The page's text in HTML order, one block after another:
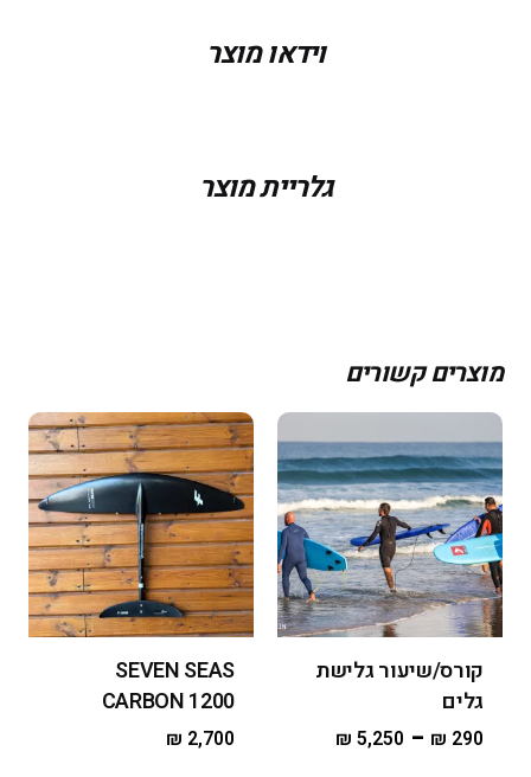
וידאו מוצר
גלריית מוצר
מוצרים קשורים
קורס/שיעור גלישת
גלים
₪ 290
–
₪ 5,250
SEVEN SEAS
CARBON 1200
₪ 2,700